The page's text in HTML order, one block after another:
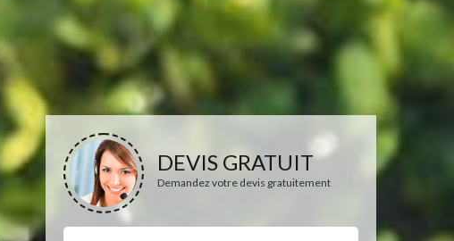
DEVIS GRATUIT
Demandez votre devis gratuitement